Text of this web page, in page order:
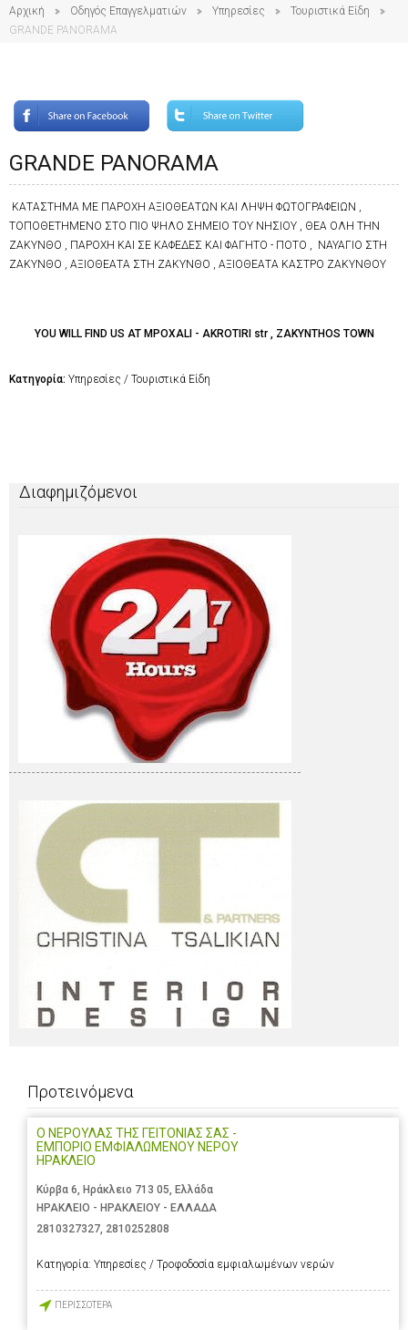
Αρχική Οδηγός Επαγγελματιών Υπηρεσίες
Τουριστικά Είδη
GRANDE PANORAMA
GRANDE PANORAMA
ΚΑΤΑΣΤΗΜΑ ΜΕ ΠΑΡΟΧΗ ΑΞΙΟΘΕΑΤΩΝ ΚΑΙ ΛΗΨΗ ΦΩΤΟΓΡΑΦΕΙΩΝ ,
ΤΟΠΟΘΕΤΗΜΕΝΟ ΣΤΟ ΠΙΟ ΨΗΛΟ ΣΗΜΕΙΟ ΤΟΥ ΝΗΣΙΟΥ , ΘΕΑ ΟΛΗ ΤΗΝ
ΖΑΚΥΝΘΟ , ΠΑΡΟΧΗ ΚΑΙ ΣΕ ΚΑΦΕΔΕΣ ΚΑΙ ΦΑΓΗΤΟ - ΠΟΤΟ , ΝΑΥΑΓΙΟ ΣΤΗ
ΖΑΚΥΝΘΟ , ΑΞΙΟΘΕΑΤΑ ΣΤΗ ΖΑΚΥΝΘΟ , ΑΞΙΟΘΕΑΤΑ ΚΑΣΤΡΟ ΖΑΚΥΝΘΟΥ
YOU WILL FIND US AT MPOXALI - AKROTIRI str , ZAKYNTHOS TOWN
Κατηγορία: Υπηρεσίες / Τουριστικά Είδη
Διαφημιζόμενοι
Προτεινόμενα
Ο ΝΕΡΟΥΛΑΣ ΤΗΣ ΓΕΙΤΟΝΙΑΣ ΣΑΣ -
ΕΜΠΟΡΙΟ ΕΜΦΙΑΛΩΜΕΝΟΥ ΝΕΡΟΥ
ΗΡΑΚΛΕΙΟ
Κύρβα 6, Ηράκλειο 713 05, Ελλάδα
ΗΡΑΚΛΕΙΟ - ΗΡΑΚΛΕΙΟΥ - ΕΛΛΑΔΑ
2810327327, 2810252808
Κατηγορία: Υπηρεσίες / Τροφοδοσία εμφιαλωμένων νερών
ΠΕΡΙΣΣΟΤΕΡΑ